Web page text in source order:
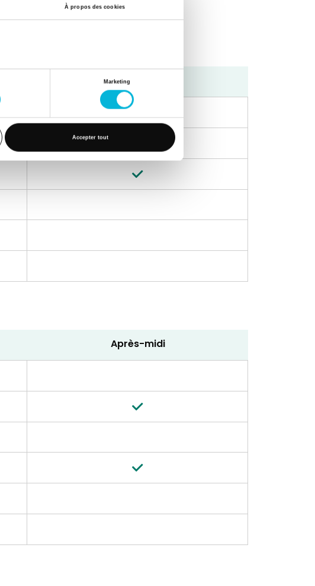
À propos des cookies
Marketing
Accepter tout
Après-midi
Après-midi